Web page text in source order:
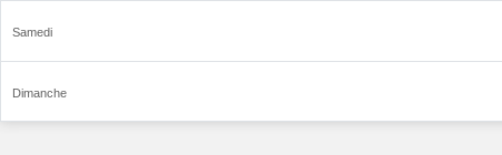
Samedi
Dimanche